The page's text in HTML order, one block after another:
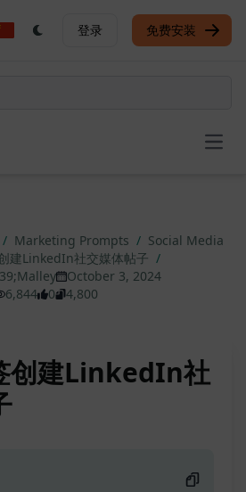
登录 免费安装
/ Marketing Prompts / Social Media
建LinkedIn社交媒体帖子 /
October 3, 2024
6,844
0 4,800
创建LinkedIn社